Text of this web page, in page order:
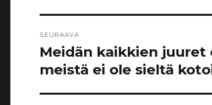
SEURAAVA
Seuraava
artikkeli:
Meidän kaikkien juuret
meistä ei ole sieltä